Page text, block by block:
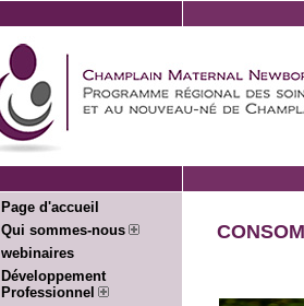
Page d'accueil
Qui sommes-nous
webinaires
Développement
Professionnel